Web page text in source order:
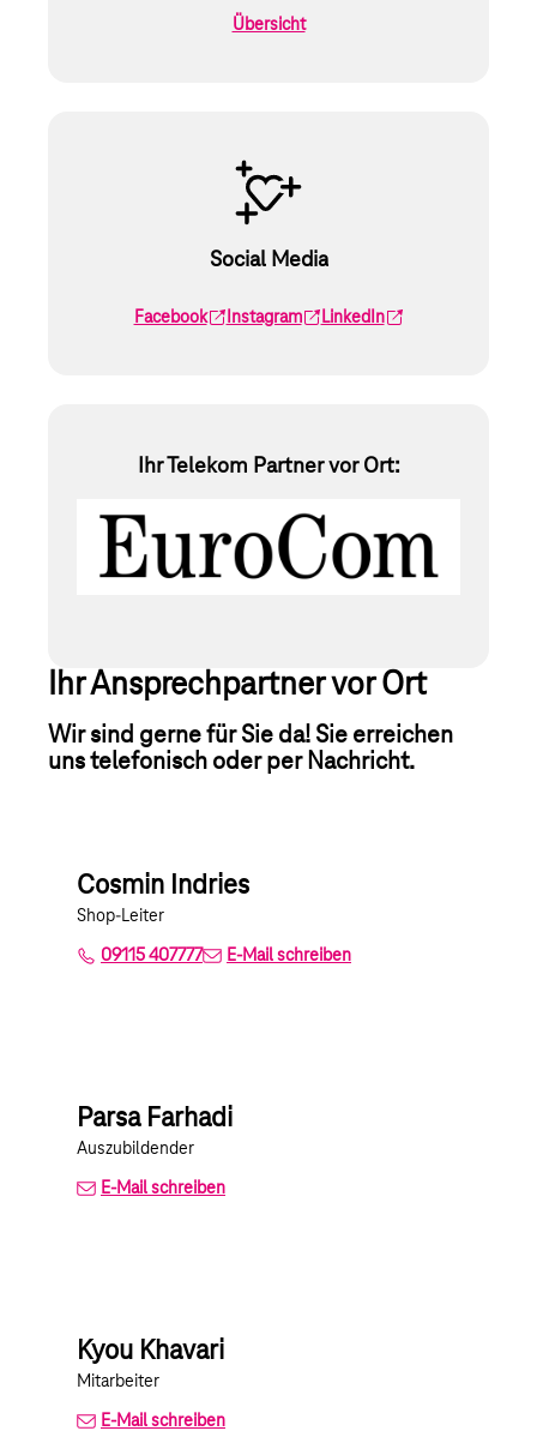
Übersicht
Social Media
Facebook Instagram LinkedIn
Ihr Telekom Partner vor Ort:
Ihr Ansprechpartner vor Ort
Wir sind gerne für Sie da! Sie erreichen
uns telefonisch oder per Nachricht.
Cosmin Indries
Shop-Leiter
09115 407777 E-Mail schreiben
Parsa Farhadi
Auszubildender
E-Mail schreiben
Kyou Khavari
Mitarbeiter
E-Mail schreiben